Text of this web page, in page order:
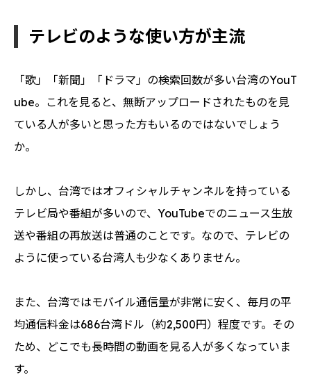
テレビのような使い方が主流
「歌」「新聞」「ドラマ」の検索回数が多い台湾のYouT
ube。これを見ると、無断アップロードされたものを見
ている人が多いと思った方もいるのではないでしょう
か。
しかし、台湾ではオフィシャルチャンネルを持っている
テレビ局や番組が多いので、YouTubeでのニュース生放
送や番組の再放送は普通のことです。なので、テレビの
ように使っている台湾人も少なくありません。
また、台湾ではモバイル通信量が非常に安く、毎月の平
均通信料金は686台湾ドル（約2,500円）程度です。その
ため、どこでも長時間の動画を見る人が多くなっていま
す。